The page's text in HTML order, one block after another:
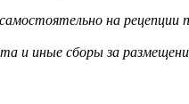
на рецепции
иные сборы за